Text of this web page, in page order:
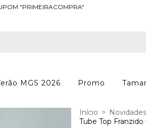
"PRIMEIRACOMPRA"
MGS 2026 Promo
Início > Novidades
Tube Top